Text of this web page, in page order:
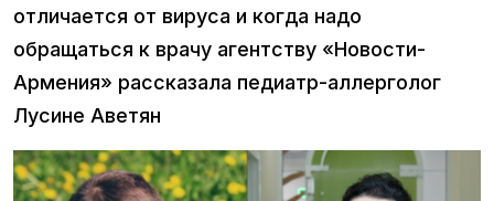
отличается от вируса и когда надо
обращаться к врачу агентству «Новости-
Армения» рассказала педиатр-аллерголог
Лусине Аветян